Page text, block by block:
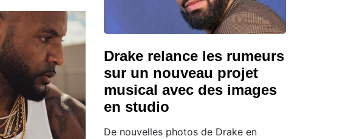
Drake relance les rumeurs
sur un nouveau projet
musical avec des images
en studio
De nouvelles photos de Drake en